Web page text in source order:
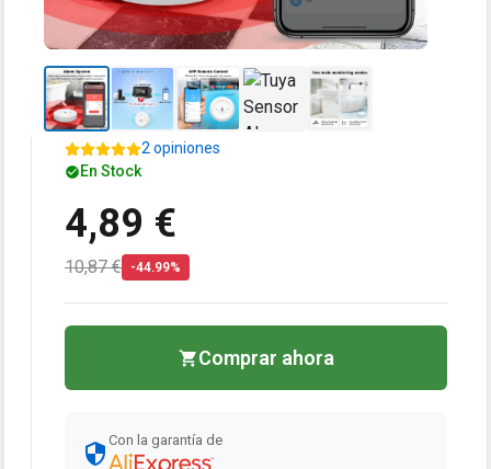
2 opiniones
En Stock
4,89 €
10,87 € -44.99%
Comprar ahora
Con la garantía de